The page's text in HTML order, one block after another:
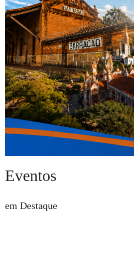
Eventos
em Destaque